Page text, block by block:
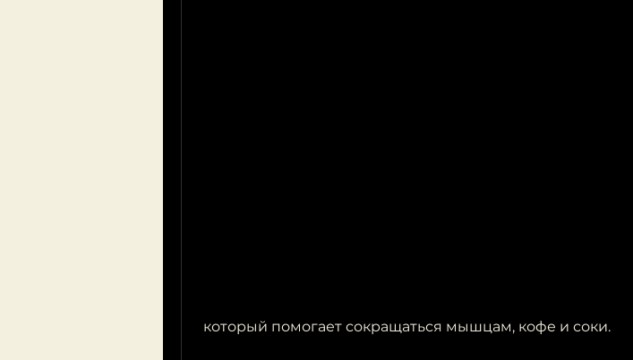
который помогает сокращаться мышцам, кофе и соки.